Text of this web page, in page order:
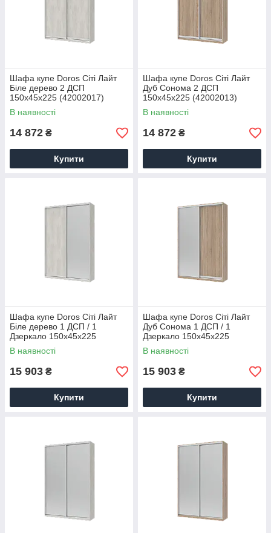
Шафа купе Doros Сіті Лайт
Біле дерево 2 ДСП
150х45х225 (42002017)
В наявності
14 872 ₴
Купити
Шафа купе Doros Сіті Лайт
Дуб Cонома 2 ДСП
150х45х225 (42002013)
В наявності
14 872 ₴
Купити
Шафа купе Doros Сіті Лайт
Біле дерево 1 ДСП / 1
Дзеркало 150х45х225
(42002060)
В наявності
15 903 ₴
Купити
Шафа купе Doros Сіті Лайт
Дуб Cонома 1 ДСП / 1
Дзеркало 150х45х225
(42002037)
В наявності
15 903 ₴
Купити